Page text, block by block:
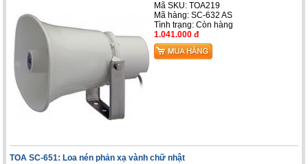
Mã SKU: TOA219
Mã hàng: SC-632 AS
Tình trạng: Còn hàng
1.041.000 đ
TOA SC-651: Loa nén phản xạ vành chữ nhật